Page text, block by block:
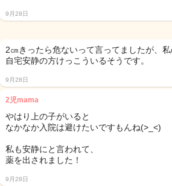
9月28日
2㎝きったら危ないって言ってましたが、
自宅安静の方けっこういるそうです。
9月28日
2児mama
やはり上の子がいると
なかなか入院は避けたいですもんね(>_<)
私も安静にと言われて、
薬を出されました！
9月28日